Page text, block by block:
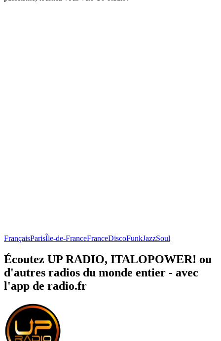
FrançaisParisÎle-de-FranceFranceDiscoFunkJazzSoul
Écoutez UP RADIO, ITALOPOWER! ou
d'autres radios du monde entier - avec
l'app de radio.fr